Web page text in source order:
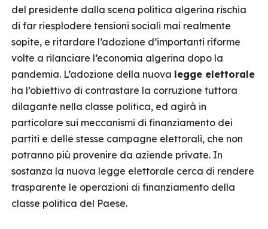
del presidente dalla scena politica algerina rischia
di far riesplodere tensioni sociali mai realmente
sopite, e ritardare l’adozione d’importanti riforme
volte a rilanciare l’economia algerina dopo la
pandemia. L’adozione della nuova legge elettorale
ha l’obiettivo di contrastare la corruzione tuttora
dilagante nella classe politica, ed agirà in
particolare sui meccanismi di finanziamento dei
partiti e delle stesse campagne elettorali, che non
potranno più provenire da aziende private. In
sostanza la nuova legge elettorale cerca di rendere
trasparente le operazioni di finanziamento della
classe politica del Paese.